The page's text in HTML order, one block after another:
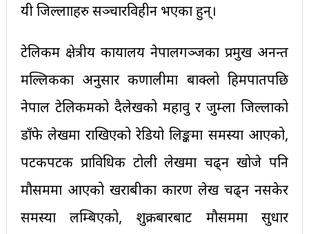
यी जिल्लााहरु सञ्चारविहीन भएका हुन्।
टेलिकम क्षेत्रीय कार्यालय नेपालगञ्जका प्रमुख अनन्त
मल्लिकका अनुसार कर्णालीमा बाक्लो हिमपातपछि
नेपाल टेलिकमको दैलेखको महावु र जुम्ला जिल्लाको
डाँफे लेखमा राखिएको रेडियो लिङ्कमा समस्या आएको,
पटकपटक प्राविधिक टोली लेखमा चढ्न खोजे पनि
मौसममा आएको खराबीका कारण लेख चढ्न नसकेर
समस्या लम्बिएको, शुक्रबारबाट मौसममा सुधार